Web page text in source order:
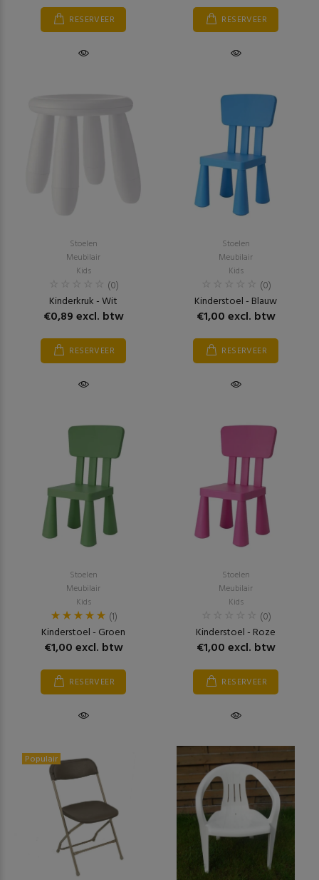
RESERVEER RESERVEER
Stoelen
Meubilair
Kids
(0)
Kinderkruk - Wit
€0,89 excl. btw
RESERVEER
Stoelen
Meubilair
Kids
(0)
Kinderstoel - Blauw
€1,00 excl. btw
RESERVEER
Stoelen
Meubilair
Kids
(1)
Kinderstoel - Groen
€1,00 excl. btw
RESERVEER
Stoelen
Meubilair
Kids
(0)
Kinderstoel - Roze
€1,00 excl. btw
RESERVEER
Populair